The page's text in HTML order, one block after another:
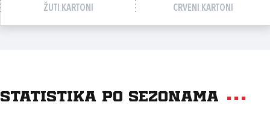
ŽUTI KARTONI CRVENI KARTONI
Statistika po sezonama